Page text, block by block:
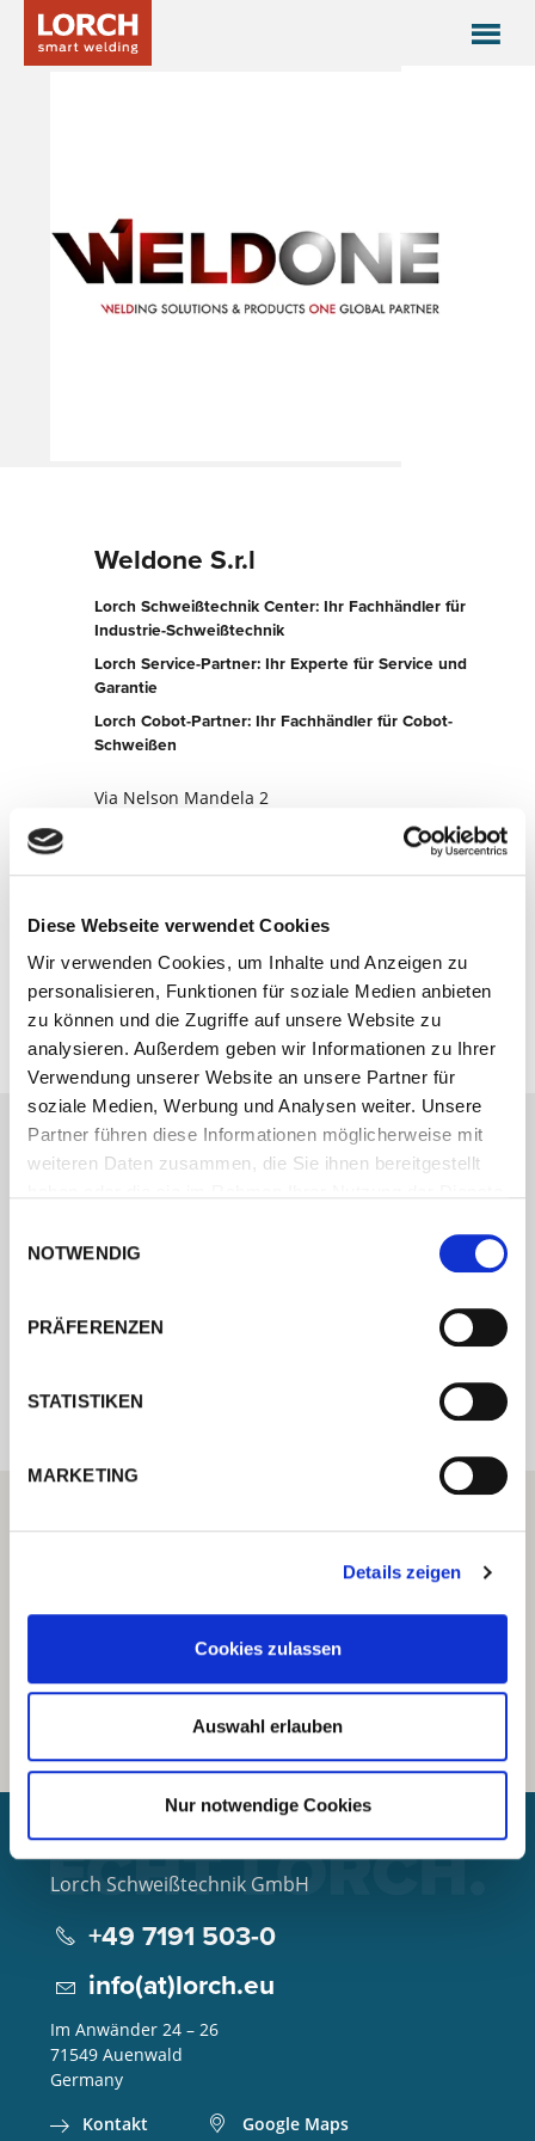
Diese Webseite verwendet Cookies
Wir verwenden Cookies, um Inhalte und Anzeigen zu
personalisieren, Funktionen für soziale Medien anbieten
zu können und die Zugriffe auf unsere Website zu
analysieren. Außerdem geben wir Informationen zu Ihrer
Verwendung unserer Website an unsere Partner für
soziale Medien, Werbung und Analysen weiter. Unsere
Partner führen diese Informationen möglicherweise mit
weiteren Daten zusammen, die Sie ihnen bereitgestellt
NOTWENDIG
PRÄFERENZEN
STATISTIKEN
MARKETING
Details zeigen
Cookies zulassen
Auswahl erlauben
Nur notwendige Cookies
Weldone S.r.l
Lorch Schweißtechnik Center: Ihr Fachhändler für
Industrie-Schweißtechnik
Lorch Service-Partner: Ihr Experte für Service und
Garantie
Lorch Cobot-Partner: Ihr Fachhändler für Cobot-
Schweißen
Via Nelson Mandela 2
Zur Partner-Website
Jetzt kontaktieren
Kontaktieren Sie uns über unser Online-
bei Ihnen.
Internal error: Contact form currently not
Lorch Schweißtechnik GmbH
+49 7191 503-0
info(at)lorch.eu
Im Anwänder 24 – 26
71549 Auenwald
Germany
Kontakt
Google Maps